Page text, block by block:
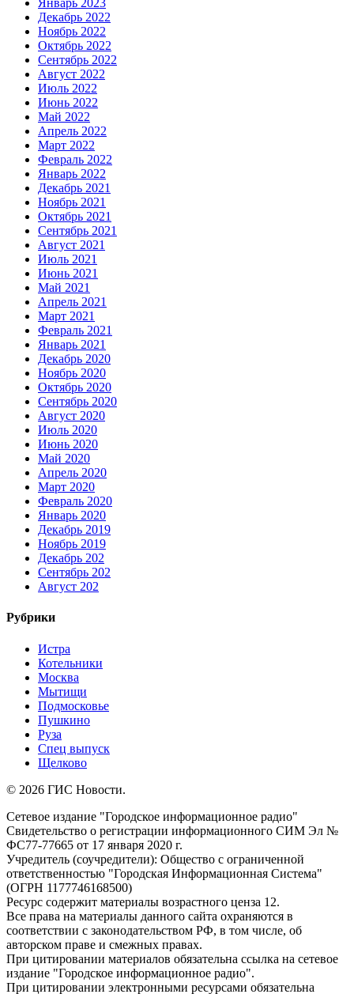
Январь 2023
Декабрь 2022
Ноябрь 2022
Октябрь 2022
Сентябрь 2022
Август 2022
Июль 2022
Июнь 2022
Май 2022
Апрель 2022
Март 2022
Февраль 2022
Январь 2022
Декабрь 2021
Ноябрь 2021
Октябрь 2021
Сентябрь 2021
Август 2021
Июль 2021
Июнь 2021
Май 2021
Апрель 2021
Март 2021
Февраль 2021
Январь 2021
Декабрь 2020
Ноябрь 2020
Октябрь 2020
Сентябрь 2020
Август 2020
Июль 2020
Июнь 2020
Май 2020
Апрель 2020
Март 2020
Февраль 2020
Январь 2020
Декабрь 2019
Ноябрь 2019
Декабрь 202
Сентябрь 202
Август 202
Рубрики
Истра
Котельники
Москва
Мытищи
Подмосковье
Пушкино
Руза
Спец выпуск
Щелково
© 2026 ГИС Новости.
Сетевое издание "Городское информационное радио"
Свидетельство о регистрации информационного СИМ Эл №
ФС77-77665 от 17 января 2020 г.
Учредитель (соучредители): Общество с ограниченной
ответственностью "Городская Информационная Система"
(ОГРН 1177746168500)
Ресурс содержит материалы возрастного ценза 12.
Все права на материалы данного сайта охраняются в
соответствии с законодательством РФ, в том числе, об
авторском праве и смежных правах.
При цитировании материалов обязательна ссылка на сетевое
издание "Городское информационное радио".
При цитировании электронными ресурсами обязательна